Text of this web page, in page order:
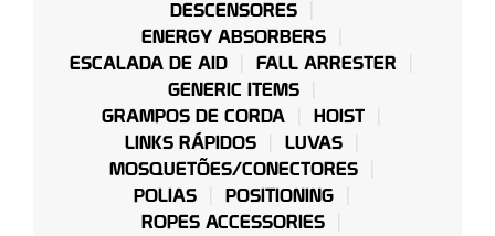
DESCENSORES
ENERGY ABSORBERS
ESCALADA DE AID
FALL ARRESTER
GENERIC ITEMS
GRAMPOS DE CORDA
HOIST
LINKS RÁPIDOS
LUVAS
MOSQUETÕES/CONECTORES
POLIAS
POSITIONING
ROPES ACCESSORIES